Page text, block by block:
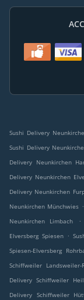
Sushi Delivery
Sushi Delivery
Delivery Neunkirchen
Delivery Neunkirchen
Delivery Neunkirchen
Neunkirchen Münchwies .
Neunkirchen Limbach
.
Elversberg Spiesen .
Spiesen-Elversberg
Schiffweiler Landsweiler-
Delivery Schiffweiler
Delivery Schiffweiler